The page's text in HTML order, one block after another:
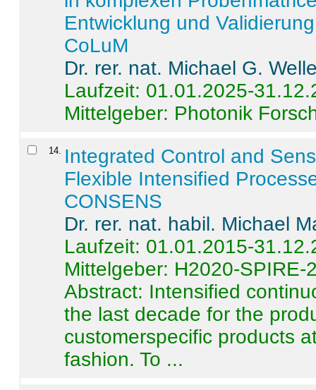
Entwicklung und
CoLuM
Dr. rer. nat. Michael G.
Laufzeit: 01.01.2025-
Mittelgeber: Photonik
14
Integrated Control and
Flexible Intensified
CONSENS
Dr. rer. nat. habil. Michael
Laufzeit: 01.01.2015-
Mittelgeber: H2020-SPIRE-
Abstract: Intensified
the last decade for the
customerspecific products
fashion. To ...